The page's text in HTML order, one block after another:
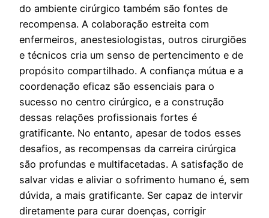
do ambiente cirúrgico também são fontes de
recompensa. A colaboração estreita com
enfermeiros, anestesiologistas, outros cirurgiões
e técnicos cria um senso de pertencimento e de
propósito compartilhado. A confiança mútua e a
coordenação eficaz são essenciais para o
sucesso no centro cirúrgico, e a construção
dessas relações profissionais fortes é
gratificante. No entanto, apesar de todos esses
desafios, as recompensas da carreira cirúrgica
são profundas e multifacetadas. A satisfação de
salvar vidas e aliviar o sofrimento humano é, sem
dúvida, a mais gratificante. Ser capaz de intervir
diretamente para curar doenças, corrigir